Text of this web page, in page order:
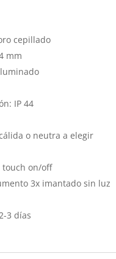
cepillado
mm
IP 44
o neutra a elegir
touch on/off
3x imantado sin luz
3 días